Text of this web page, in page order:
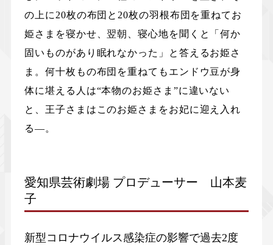
の上に20枚の布団と20枚の羽根布団を重ねてお
姫さまを寝かせ、翌朝、寝心地を聞くと「何か
固いものがあり眠れなかった」と答えるお姫さ
ま。何十枚もの布団を重ねてもエンドウ豆が身
体に堪える人は“本物のお姫さま”に違いない
と、王子さまはこのお姫さまをお妃に迎え入れ
る―。
愛知県芸術劇場 プロデューサー 山本麦
子
新型コロナウイルス感染症の影響で過去2度